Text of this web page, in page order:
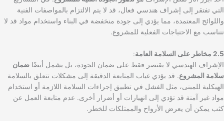
التي تفتقر إلى إشراف هندسي فعال، قد لا يتم الالتزام بالمواصفات الفنية
واللوائح المعتمدة، مما يؤدي إلى جودة منخفضة في البناء واستخدام مواد قد لا
تتناسب مع الاحتياجات الفعلية للمشروع.
2.5 مخاطر على السلامة العامة
:
الإشراف الهندسي لا يقتصر فقط على ضمان الجودة، بل يشمل أيضًا ضمان
سلامة المشروع. قد يؤدي غياب المتابعة الدقيقة إلى مشكلات تتعلق بالسلامة
الهيكلية للمبنى، مثل الفشل في تطبيق إجراءات السلامة اللازمة أو استخدام
مواد غير آمنة قد تؤدي إلى انهيارات أو أضرار أخرى. عدم متابعة العمل عن
كثب يمكن أن يعرض الأرواح والممتلكات للخطر.